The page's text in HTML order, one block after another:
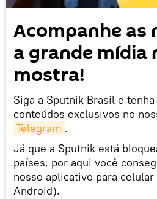
Acompanhe as
a grande mídia
mostra!
Siga a Sputnik Brasil e tenha
conteúdos exclusivos no
Telegram .
Já que a Sputnik está
países, por aqui você
nosso aplicativo para
Android).